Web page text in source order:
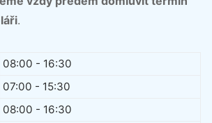
.
08:00 - 16:30
07:00 - 15:30
08:00 - 16:30